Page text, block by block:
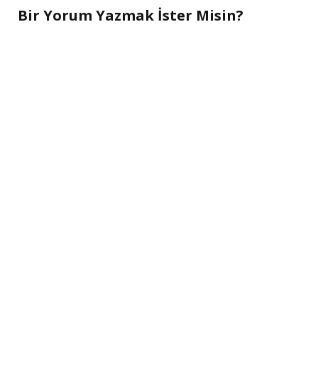
Bir Yorum Yazmak İster Misin?